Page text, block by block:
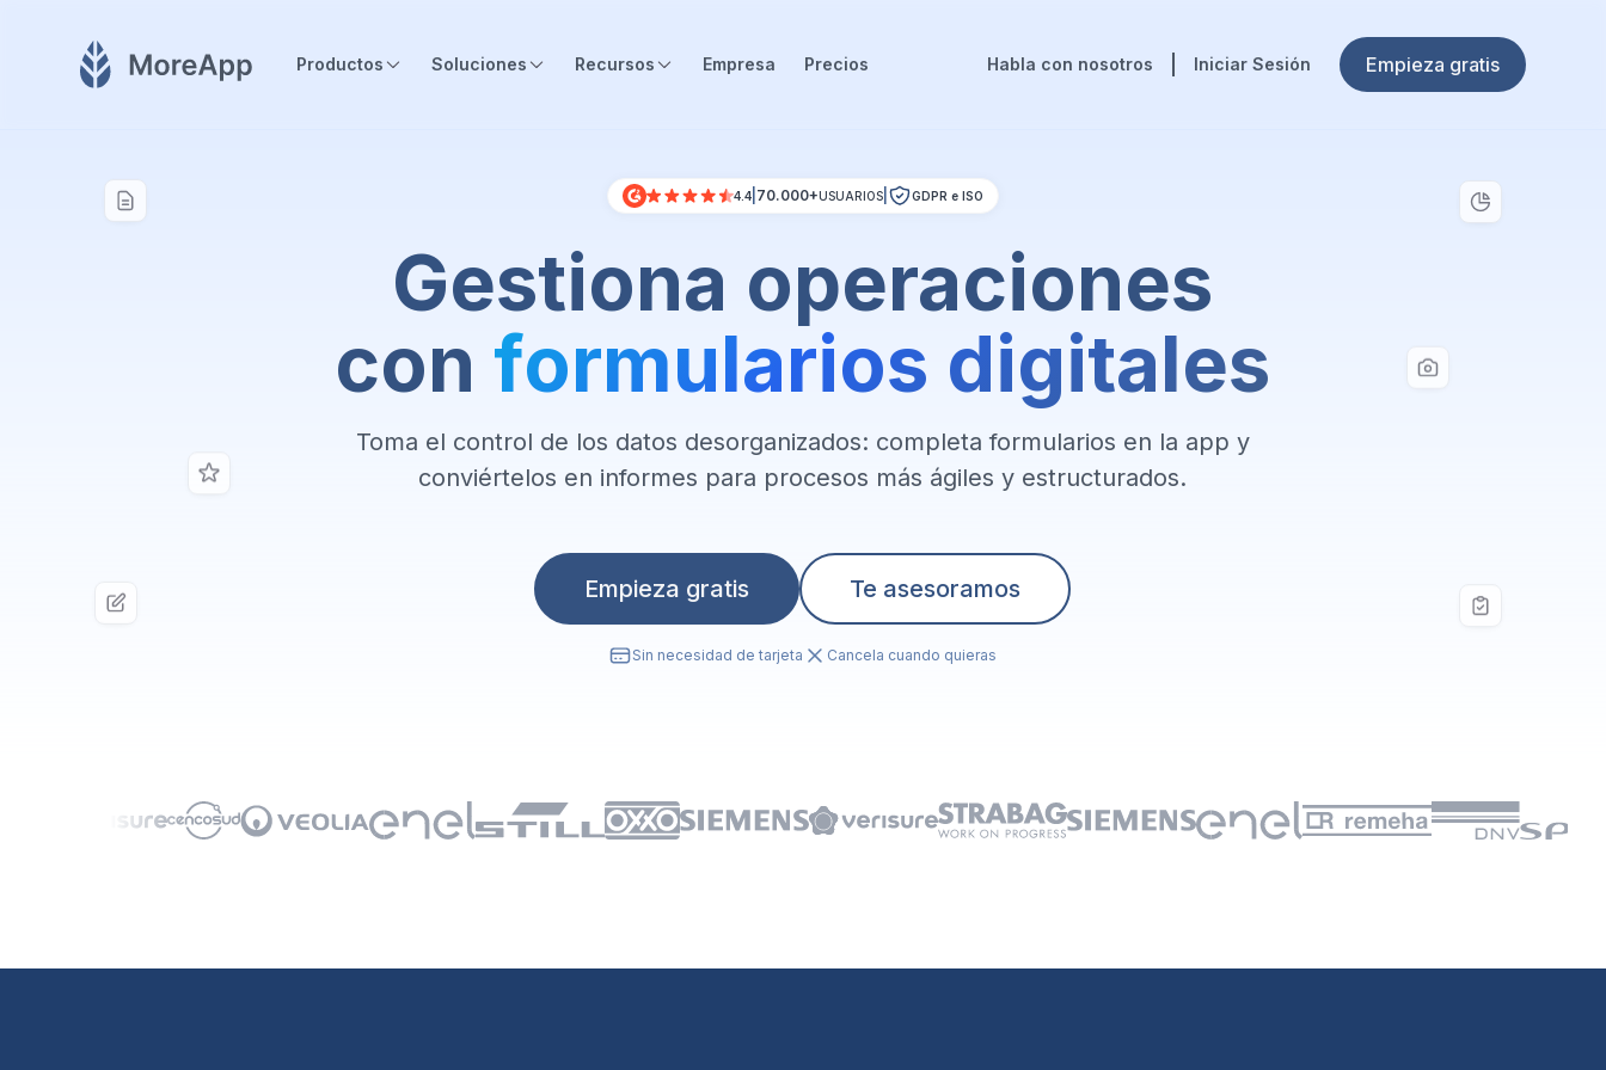
Productos Soluciones Recursos Empresa Precios Habla con nosotros Iniciar Sesión Empieza gratis
4.4 70.000+USUARIOS GDPR e ISO
Gestiona operaciones
con formularios digitales
Toma el control de los datos desorganizados: completa formularios en la app y
conviértelos en informes para procesos más ágiles y estructurados.
Empieza gratis Te asesoramos
Sin necesidad de tarjeta Cancela cuando quieras